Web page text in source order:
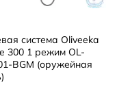
система Oliveeka
300 1 режим OL-
BGM (оружейная